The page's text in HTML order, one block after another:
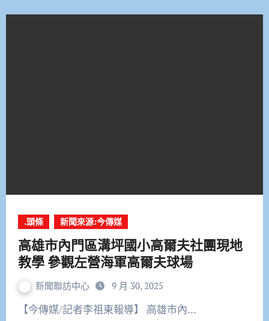
.頭條 新聞來源:今傳媒
高雄市內門區溝坪國小高爾夫社團現地
教學 參觀左營海軍高爾夫球場
新聞聯訪中心 9 月 30, 2025
【今傳媒/記者李祖東報導】 高雄市內…